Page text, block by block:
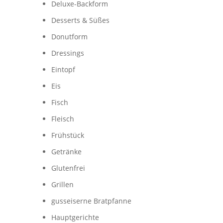
Deluxe-Backform
Desserts & Süßes
Donutform
Dressings
Eintopf
Eis
Fisch
Fleisch
Frühstück
Getränke
Glutenfrei
Grillen
gusseiserne Bratpfanne
Hauptgerichte